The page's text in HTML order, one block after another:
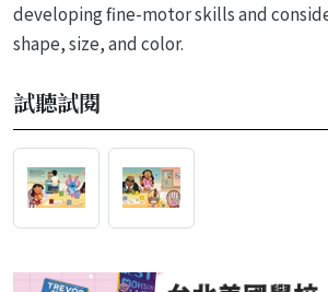
developing fine-motor skills and
shape, size, and color.
試聽試閱